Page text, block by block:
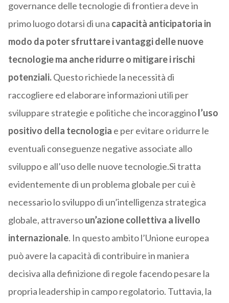
governance delle tecnologie di frontiera deve in
primo luogo dotarsi di una capacità anticipatoria in
modo da poter sfruttare i vantaggi delle nuove
tecnologie ma anche ridurre o mitigare i rischi
potenziali.Questo richiede la necessità di
raccogliere ed elaborare informazioni utili per
sviluppare strategie e politiche che incoragginol’uso
positivo della tecnologia e per evitare o ridurre le
eventuali conseguenze negative associate allo
sviluppo e all’uso delle nuove tecnologie.Si tratta
evidentemente di un problema globale per cui è
necessario lo sviluppo di un’intelligenza strategica
globale, attraversoun’azione collettiva a livello
internazionale. In questo ambito l’Unione europea
può avere la capacità di contribuire in maniera
decisiva alla definizione di regole facendo pesare la
propria leadership in campo regolatorio. Tuttavia, la